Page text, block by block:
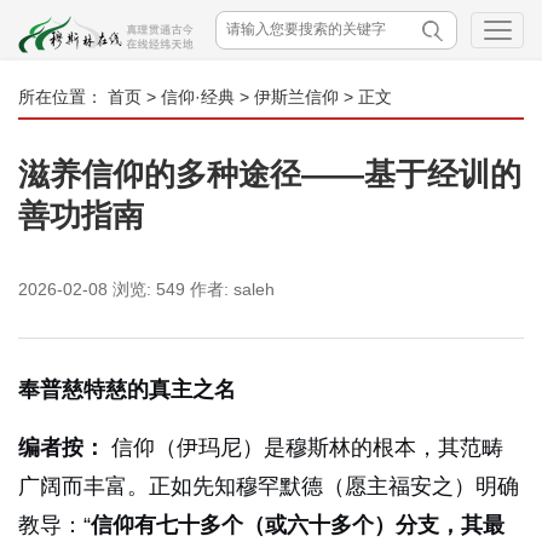
所在位置： 首页 > 信仰·经典 > 伊斯兰信仰 > 正文
滋养信仰的多种途径——基于经训的
善功指南
2026-02-08 浏览: 549 作者: saleh
奉普慈特慈的真主之名
编者按： 信仰（伊玛尼）是穆斯林的根本，其范畴
广阔而丰富。正如先知穆罕默德（愿主福安之）明确
教导：“信仰有七十多个（或六十多个）分支，其最